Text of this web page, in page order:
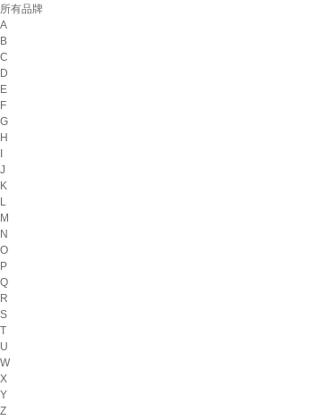
所有品牌
A
B
C
D
E
F
G
H
J
K
L
M
N
O
P
Q
R
S
T
U
W
X
Y
Z